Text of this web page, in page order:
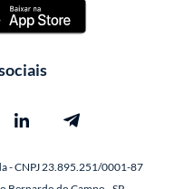
- CNPJ 23.895.251/0001-87